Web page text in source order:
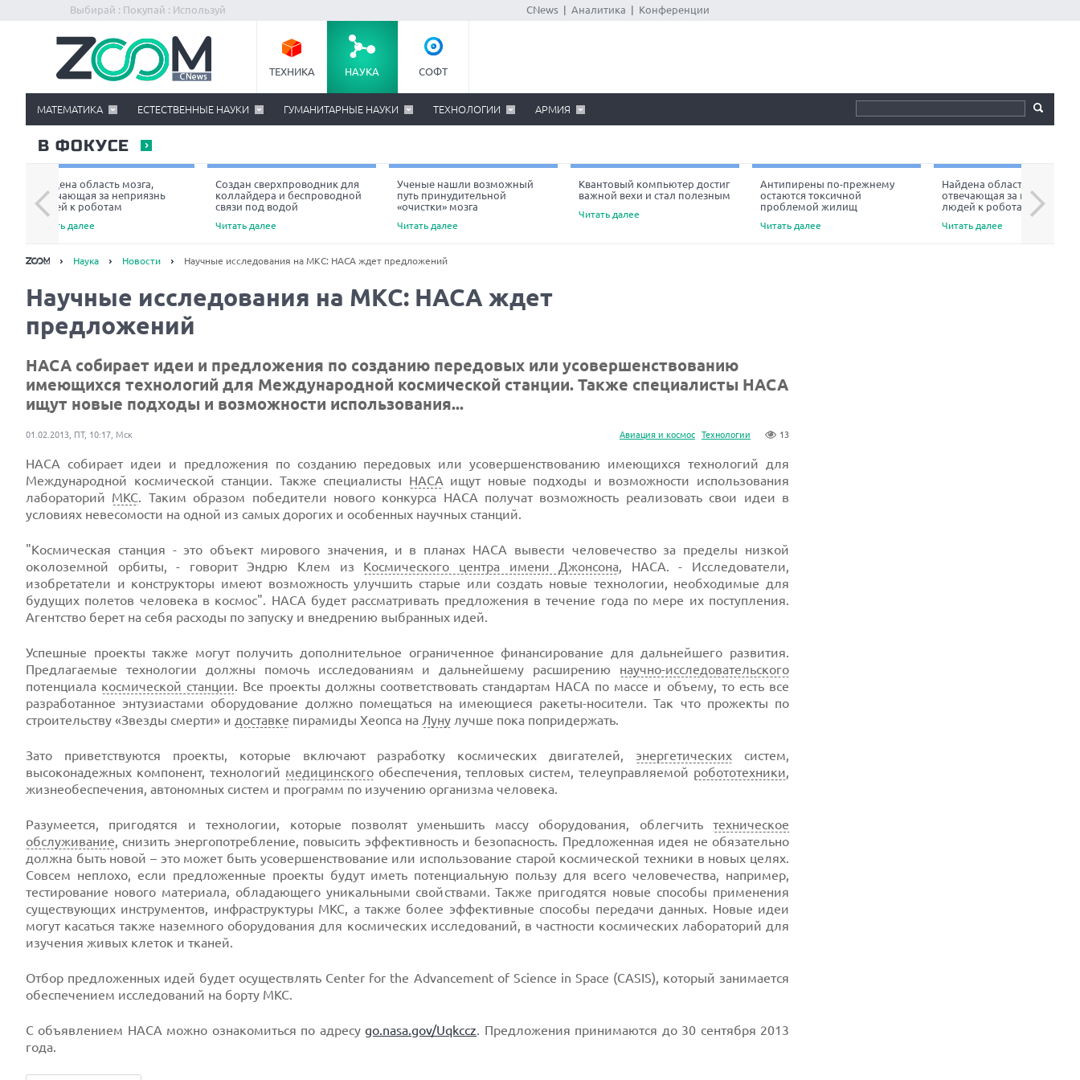
Выбирай : Покупай : Используй CNews Аналитика Конференции
ТЕХНИКА НАУКА СОФТ
МАТЕМАТИКА ЕСТЕСТВЕННЫЕ НАУКИ ГУМАНИТАРНЫЕ НАУКИ ТЕХНОЛОГИИ АРМИЯ
В ФОКУСЕ
Найдена область мозга,
отвечающая за неприязнь
людей к роботам
Читать далее
Создан сверхпроводник для
коллайдера и беспроводной
связи под водой
Читать далее
Ученые нашли возможный
путь принудительной
«очистки» мозга
Читать далее
Квантовый компьютер достиг
важной вехи и стал полезным
Читать далее
Антипирены по-прежнему
остаются токсичной
проблемой жилищ
Читать далее
Найдена область мозга,
отвечающая за неприязнь
людей к роботам
Читать далее
Next
Наука Новости Научные исследования на МКС: НАСА ждет предложений
Научные исследования на МКС: НАСА ждет
предложений
НАСА собирает идеи и предложения по созданию передовых или усовершенствованию
имеющихся технологий для Международной космической станции. Также специалисты НАСА
ищут новые подходы и возможности использования...
Авиация и космос Технологии 13
01.02.2013, ПТ, 10:17, Мск
НАСА собирает идеи и предложения по созданию передовых или усовершенствованию имеющихся технологий для
Международной космической станции. Также специалисты НАСА ищут новые подходы и возможности использования
лабораторий МКС. Таким образом победители нового конкурса НАСА получат возможность реализовать свои идеи в
условиях невесомости на одной из самых дорогих и особенных научных станций.
"Космическая станция - это объект мирового значения, и в планах НАСА вывести человечество за пределы низкой
околоземной орбиты, - говорит Эндрю Клем из Космического центра имени Джонсона, НАСА. - Исследователи,
изобретатели и конструкторы имеют возможность улучшить старые или создать новые технологии, необходимые для
будущих полетов человека в космос". НАСА будет рассматривать предложения в течение года по мере их поступления.
Агентство берет на себя расходы по запуску и внедрению выбранных идей.
Успешные проекты также могут получить дополнительное ограниченное финансирование для дальнейшего развития.
Предлагаемые технологии должны помочь исследованиям и дальнейшему расширению научно-исследовательского
потенциала космической станции. Все проекты должны соответствовать стандартам НАСА по массе и объему, то есть все
разработанное энтузиастами оборудование должно помещаться на имеющиеся ракеты-носители. Так что прожекты по
строительству «Звезды смерти» и доставке пирамиды Хеопса на Луну лучше пока попридержать.
Зато приветствуются проекты, которые включают разработку космических двигателей, энергетических систем,
высоконадежных компонент, технологий медицинскогообеспечения, тепловых систем, телеуправляемой робототехники,
жизнеобеспечения, автономных систем и программ по изучению организма человека.
Разумеется, пригодятся и технологии, которые позволят уменьшить массу оборудования, облегчить техническое
обслуживание, снизить энергопотребление, повысить эффективность и безопасность. Предложенная идея не обязательно
должна быть новой – это может быть усовершенствование или использование старой космической техники в новых целях.
Совсем неплохо, если предложенные проекты будут иметь потенциальную пользу для всего человечества, например,
тестирование нового материала, обладающего уникальными свойствами. Также пригодятся новые способы применения
существующих инструментов, инфраструктуры МКС, а также более эффективные способы передачи данных. Новые идеи
могут касаться также наземного оборудования для космических исследований, в частности космических лабораторий для
изучения живых клеток и тканей.
Отбор предложенных идей будет осуществлять Center for the Advancement of Science in Space (CASIS), который занимается
обеспечением исследований на борту МКС.
С объявлением НАСА можно ознакомиться по адресуgo.nasa.gov/Uqkccz. Предложения принимаются до 30 сентября 2013
года.